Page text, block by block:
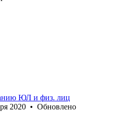
ЮЛ и физ. лиц
2020 • Обновлено